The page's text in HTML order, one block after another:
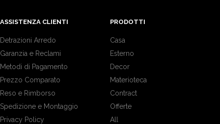
ASSISTENZA CLIENTI
Detrazioni Arredo
Garanzia e Reclami
Metodi di Pagamento
Prezzo Comparato
Reso e Rimborso
Spedizione e Montaggio
Privacy Policy
PRODOTTI
Casa
Esterno
Decor
Materioteca
Contract
Offerte
All